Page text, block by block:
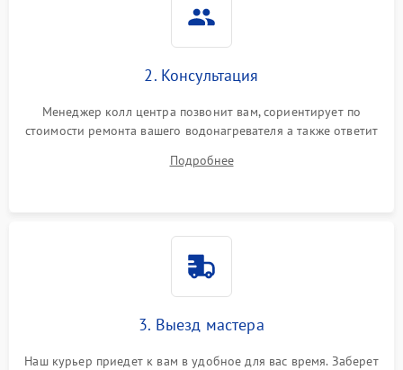
2. Консультация
Менеджер колл центра позвонит вам, сориентирует по
стоимости ремонта вашего водонагревателя а также ответит
Подробнее
3. Выезд мастера
Наш курьер приедет к вам в удобное для вас время. Заберет